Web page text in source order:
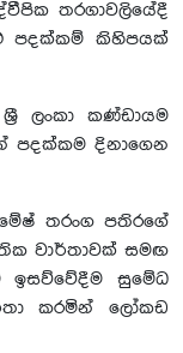
තරගාවලියේදී
පදක්කම් කිහිපයක්
ලංකා කණ්ඩායම
පදක්කම දිනාගෙන
තරංග පතිරගේ
වාර්තාවක් සමඟ
සුමේධ
කරමින් ලෝකඩ